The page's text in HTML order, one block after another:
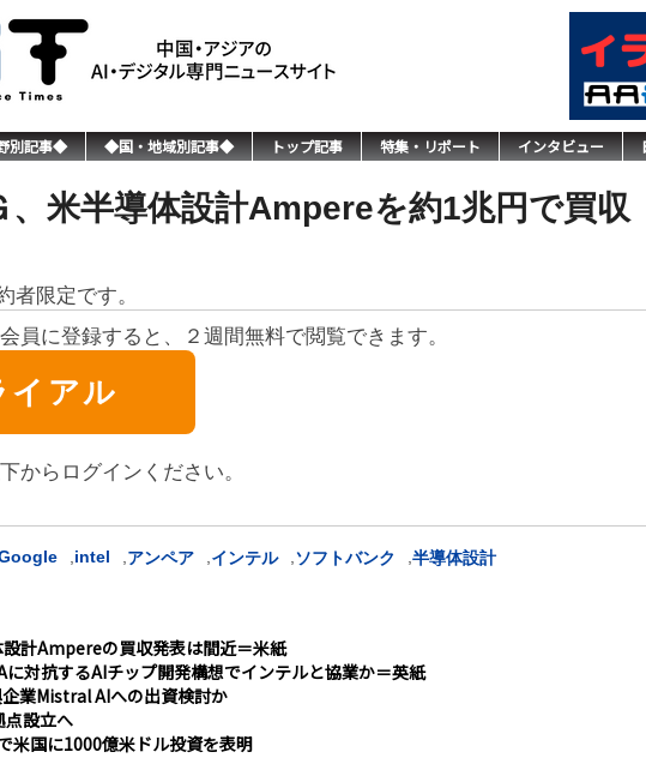
別記事◆ ◆国・地域別記事◆ トップ記事 特集・リポート インタビュー
、米半導体設計Ampereを約1兆円で買収
者限定です。
員に登録すると、２週間無料で閲覧できます。
イアル
からログインください。
intel アンペア インテル ソフトバンク 半導体設計
計Ampereの買収発表は間近＝米紙
に対抗するAIチップ開発構想でインテルと協業か＝英紙
業Mistral AIへの出資検討か
点設立へ
米国に1000億米ドル投資を表明